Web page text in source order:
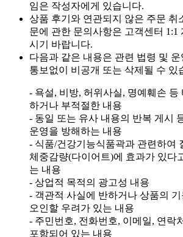
임은 작성자에게 있습니다.
상품 후기와 연관되지 않은 주문 취
문에 관한 문의사항은 고객센터 1:1
시기 바랍니다.
다음과 같은 내용은 관련 법령 및
통보없이 비공개 또는 삭제될 수 있
- 욕설, 비방, 허위사실, 명예훼손 등
하거나 부적절한 내용
- 동일 또는 유사 내용의 반복 게시
운영을 방해하는 내용
- 식품/건강기능식품곽과 관련하여
체중감량(다이어트)에 효과가 있다
는 내용
- 상업적 목적의 광고성 내용
- 객관적 사실에 반하거나 상품의
오인할 우려가 있는 내용
- 주민번호, 전화번호, 이메일, 연락
포함되어 있는 내용